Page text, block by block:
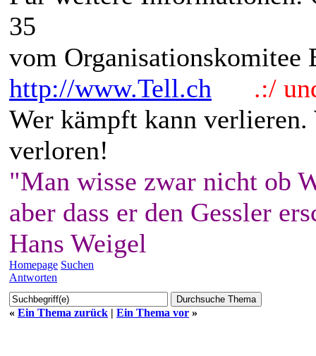
35
vom Organisationskomitee
http://www.Tell.ch
.:/
Wer kämpft kann
verloren!
"Man wisse zwar nicht ob
aber dass er den Gessler
Hans Weigel
Homepage Suchen
Antworten
« Ein Thema zurück | Ein Thema vor »